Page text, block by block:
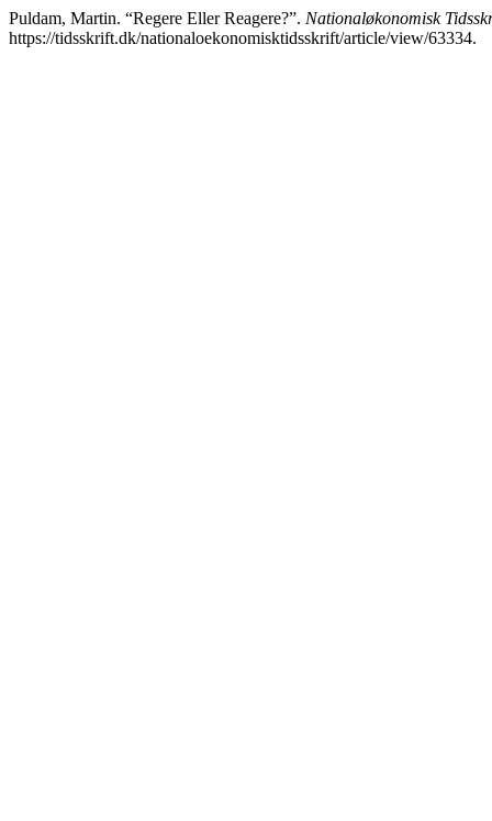
Puldam, Martin. “Regere Eller Reagere?”. Nationaløkonomisk
https://tidsskrift.dk/nationaloekonomisktidsskrift/article/view/63334.